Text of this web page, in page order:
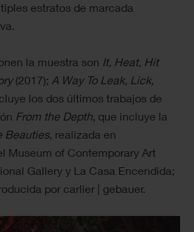
estratos de marcada
la muestra son It, Heat, Hit
(2017); A Way To Leak, Lick,
los dos últimos trabajos de
From the Depth, que incluye la
Beauties, realizada en
Museum of Contemporary Art
Gallery y La Casa Encendida;
por carlier | gebauer.